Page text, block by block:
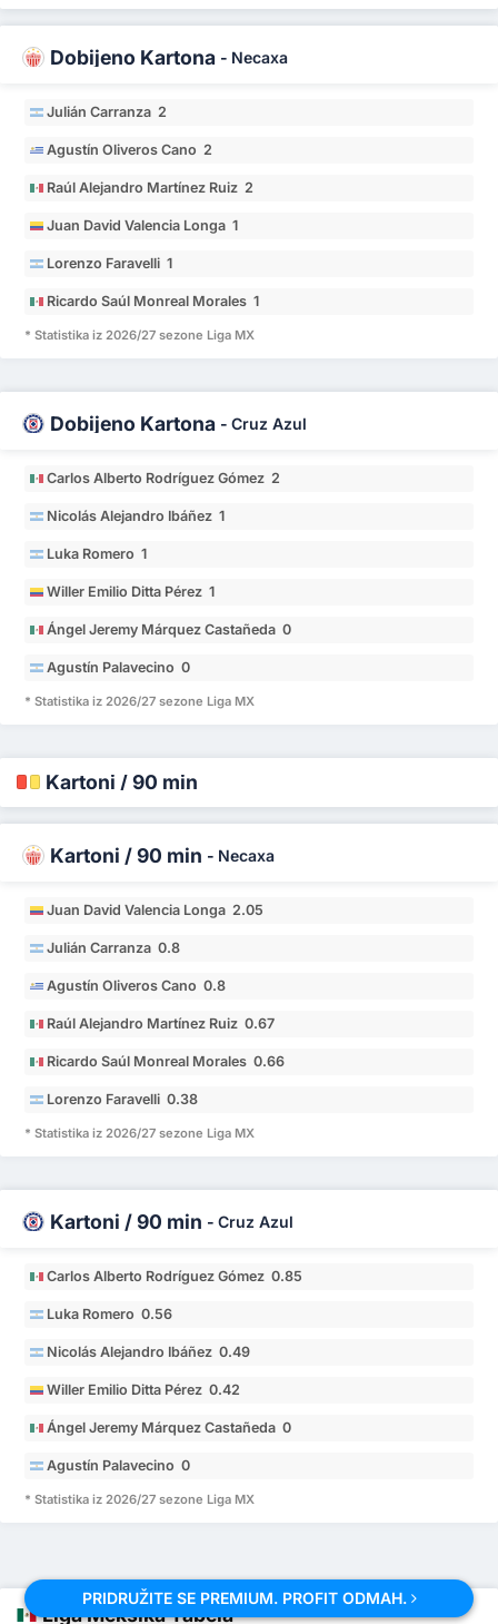
Dobijeno Kartona - Necaxa
Julián Carranza 2
Agustín Oliveros Cano 2
Raúl Alejandro Martínez Ruiz 2
Juan David Valencia Longa 1
Lorenzo Faravelli 1
Ricardo Saúl Monreal Morales 1
* Statistika iz 2026/27 sezone Liga MX
Dobijeno Kartona - Cruz Azul
Carlos Alberto Rodríguez Gómez 2
Nicolás Alejandro Ibáñez 1
Luka Romero 1
Willer Emilio Ditta Pérez 1
Ángel Jeremy Márquez Castañeda 0
Agustín Palavecino 0
* Statistika iz 2026/27 sezone Liga MX
Kartoni / 90 min
Kartoni / 90 min - Necaxa
Juan David Valencia Longa 2.05
Julián Carranza 0.8
Agustín Oliveros Cano 0.8
Raúl Alejandro Martínez Ruiz 0.67
Ricardo Saúl Monreal Morales 0.66
Lorenzo Faravelli 0.38
* Statistika iz 2026/27 sezone Liga MX
Kartoni / 90 min - Cruz Azul
Carlos Alberto Rodríguez Gómez 0.85
Luka Romero 0.56
Nicolás Alejandro Ibáñez 0.49
Willer Emilio Ditta Pérez 0.42
Ángel Jeremy Márquez Castañeda 0
Agustín Palavecino 0
* Statistika iz 2026/27 sezone Liga MX
Liga Meksika Tabela
PRIDRUŽITE SE PREMIUM. PROFIT ODMAH.